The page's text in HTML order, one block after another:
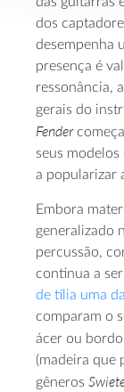
dos
desempenha
presença é
ressonância,
gerais do
Fender
seus
a popularizar
Embora
generalizado
percussão,
continua a
de tília uma
comparam o
ácer ou bordo
(madeira que
gêneros